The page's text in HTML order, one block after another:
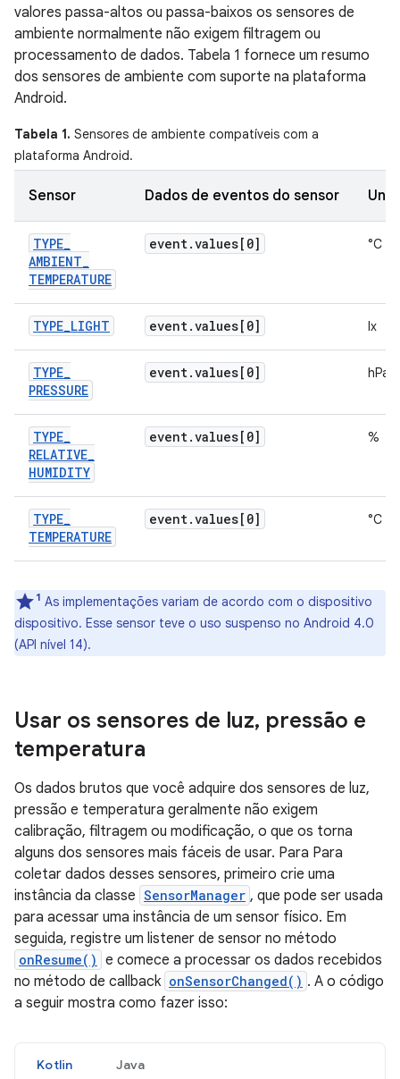
valores passa-altos ou passa-baixos os sensores de
ambiente normalmente não exigem filtragem ou
processamento de dados. Tabela 1 fornece um resumo
dos sensores de ambiente com suporte na plataforma
Android.
Tabela 1. Sensores de ambiente compatíveis com a
plataforma Android.
Sensor Dados de eventos do sensor
TYPE_
AMBIENT_
TEMPERATURE
event.values[0] °C
TYPE_LIGHT event.values[0] lx
TYPE_
PRESSURE
event.values[0] hPa
TYPE_
RELATIVE_
HUMIDITY
event.values[0] %
TYPE_
TEMPERATURE
event.values[0] °C
1 As implementações variam de acordo com o dispositivo
dispositivo. Esse sensor teve o uso suspenso no Android 4.0
(API nível 14).
Usar os sensores de luz, pressão e
temperatura
Os dados brutos que você adquire dos sensores de luz,
pressão e temperatura geralmente não exigem
calibração, filtragem ou modificação, o que os torna
alguns dos sensores mais fáceis de usar. Para Para
coletar dados desses sensores, primeiro crie uma
instância da classe SensorManager , que pode ser usada
para acessar uma instância de um sensor físico. Em
seguida, registre um listener de sensor no método
onResume() e comece a processar os dados recebidos
no método de callback onSensorChanged() . A o código
a seguir mostra como fazer isso:
Kotlin Java